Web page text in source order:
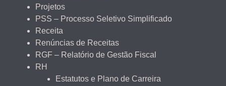
Projetos
PSS – Processo Seletivo Simplificado
Receita
Renúncias de Receitas
RGF – Relatório de Gestão Fiscal
RH
Estatutos e Plano de Carreira